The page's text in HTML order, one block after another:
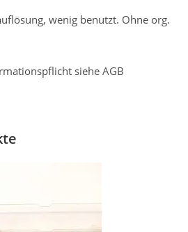
wenig benutzt. Ohne org.
siehe AGB